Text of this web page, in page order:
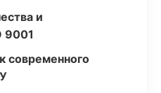
и
9001
современного